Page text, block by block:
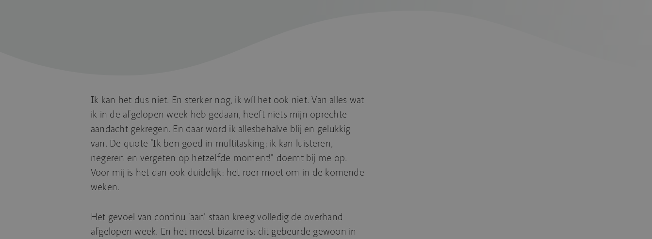
Ik kan het dus niet. En sterker nog, ik wíl het ook niet. Van alles wat
ik in de afgelopen week heb gedaan, heeft niets mijn oprechte
aandacht gekregen. En daar word ik allesbehalve blij en gelukkig
van. De quote “Ik ben goed in multitasking; ik kan luisteren,
negeren en vergeten op hetzelfde moment!” doemt bij me op.
Voor mij is het dan ook duidelijk: het roer moet om in de komende
weken.
Het gevoel van continu ‘aan’ staan kreeg volledig de overhand
afgelopen week. En het meest bizarre is: dit gebeurde gewoon in